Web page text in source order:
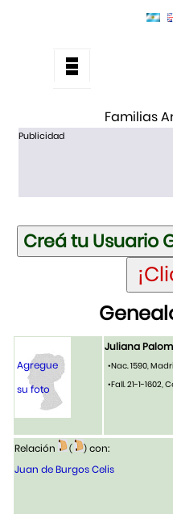
Familias
Publicidad
Agregue
su foto
Juliana
•Nac. 1590,
•Fall. 21-1-1602,
Relación ( ) con:
Juan de Burgos Celis